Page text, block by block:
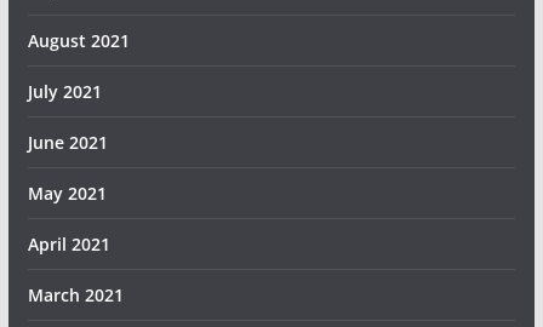
August 2021
July 2021
June 2021
May 2021
April 2021
March 2021